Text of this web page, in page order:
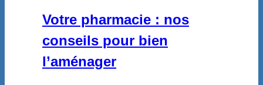
Votre pharmacie : nos
conseils pour bien
l’aménager